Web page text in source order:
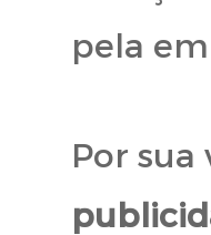
pela
Por sua